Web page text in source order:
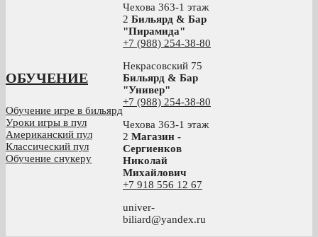
ОБУЧЕНИЕ
Обучение игре в бильярд
Уроки игры в пул
Американский пул
Классический пул
Обучение снукеру
Чехова 363-1 этаж
2 Бильярд & Бар
"Пирамида"
+7 (988) 254-38-80
Некрасовский 75
Бильярд & Бар
"Универ"
+7 (988) 254-38-80
Чехова 363-1 этаж
2 Магазин -
Сергиенков
Николай
Михайлович
+7 918 556 12 67
univer-
biliard@yandex.ru